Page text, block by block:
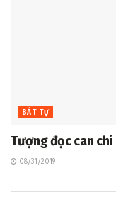
BÁT TỰ
Tượng đọc can chi
08/31/2019